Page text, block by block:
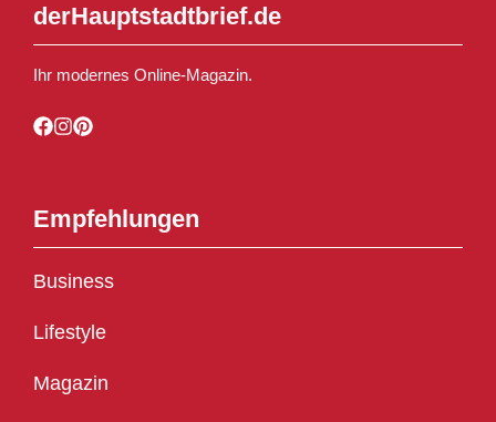
derHauptstadtbrief.de
Ihr modernes Online-Magazin.
Empfehlungen
Business
Lifestyle
Magazin